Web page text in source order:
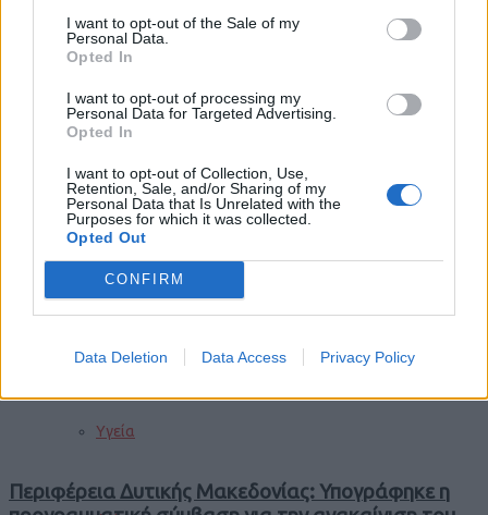
I want to opt-out of the Sale of my
Personal Data.
Opted In
I want to opt-out of processing my
Personal Data for Targeted Advertising.
Opted In
I want to opt-out of Collection, Use,
Retention, Sale, and/or Sharing of my
Personal Data that Is Unrelated with the
Purposes for which it was collected.
Opted Out
CONFIRM
Data Deletion Data Access Privacy Policy
Παιδί
Υγεία
Trending
Latest
Οι ΜΥΛΟΙ ΓΡΕΒΕΝΩΝ ΓΙΑΝΝΑΚΟΠΟΥΛΟΣ Α.Ε.
ανακοινώνουν την τιμή αγοράς στο Μαλακό Σιτάρι
εσοδείας 2026
30 Ιουλίου 2026
Περιφέρεια Δυτικής Μακεδονίας: Υπογράφηκε η